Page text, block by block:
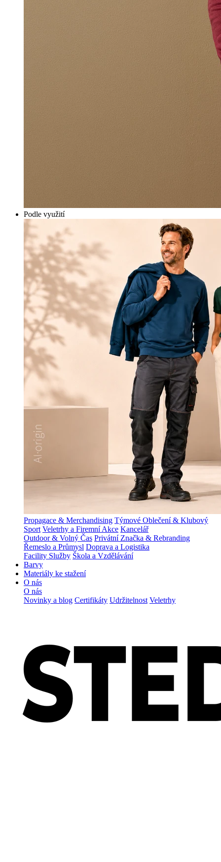
Podle využití
Propagace & Merchandising Týmové Oblečení & Klubový
Sport Veletrhy a Firemní Akce Kancelář
Outdoor & Volný Čas Privátní Značka & Rebranding
Řemeslo a Průmysl Doprava a Logistika
Facility Služby Škola a Vzdělávání
Barvy
Materiály ke stažení
O nás
O nás
Novinky a blog Certifikáty Udržitelnost Veletrhy